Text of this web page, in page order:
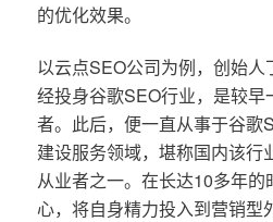
的优化效果。
以云点SEO公司为例，创始
经投身谷歌SEO行业，是较
者。此后，便一直从事于谷歌
建设服务领域，堪称国内该行
从业者之一。在长达10多年的
心，将自身精力投入到营销型